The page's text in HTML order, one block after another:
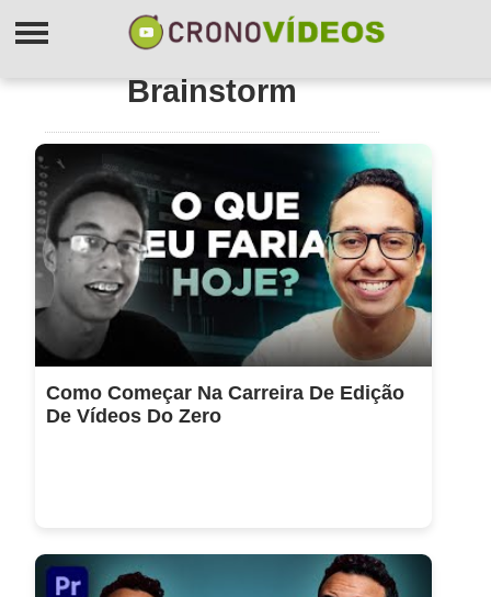
Brainstorm
Como Começar Na Carreira De Edição
De Vídeos Do Zero